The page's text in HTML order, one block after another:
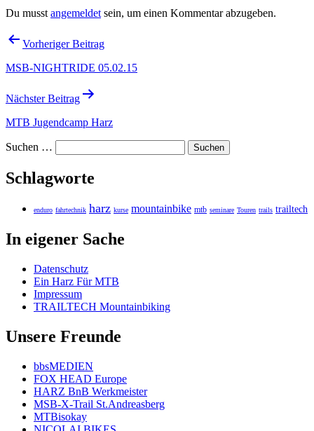
Du musst angemeldet sein, um einen Kommentar abzugeben.
Beitragsnavigation
Vorheriger Beitrag
MSB-NIGHTRIDE 05.02.15
Nächster Beitrag
MTB Jugendcamp Harz
Suchen …
Schlagworte
enduro fahrtechnik harz kurse mountainbike mtb seminare Touren trails trailtech
In eigener Sache
Datenschutz
Ein Harz Für MTB
Impressum
TRAILTECH Mountainbiking
Unsere Freunde
bbsMEDIEN
FOX HEAD Europe
HARZ BnB Werkmeister
MSB-X-Trail St.Andreasberg
MTBisokay